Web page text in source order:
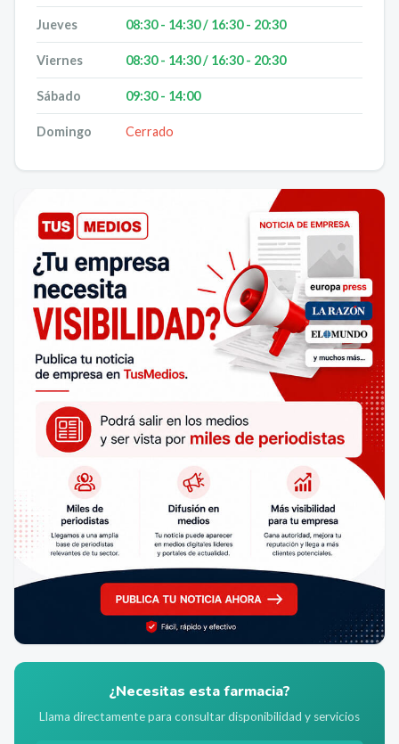
Jueves 08:30 - 14:30 / 16:30 - 20:30
Viernes 08:30 - 14:30 / 16:30 - 20:30
Sábado 09:30 - 14:00
Domingo Cerrado
¿Necesitas esta farmacia?
Llama directamente para consultar disponibilidad y servicios